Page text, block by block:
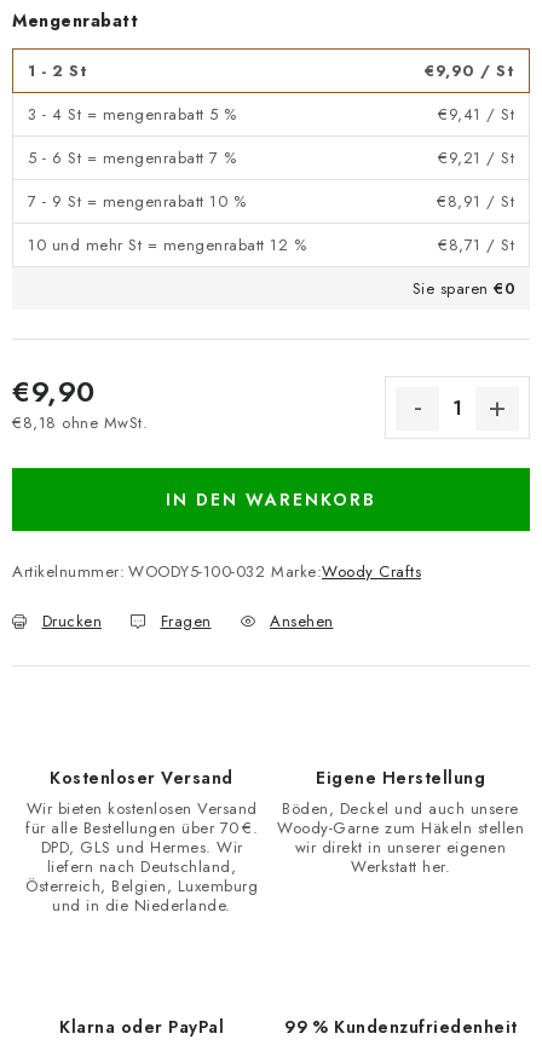
Mengenrabatt
1 - 2 St €9,90 / St
3 - 4 St = mengenrabatt 5 %
€9,41 / St
5 - 6 St = mengenrabatt 7 %
€9,21 / St
7 - 9 St = mengenrabatt 10 %
€8,91 / St
10 und mehr St = mengenrabatt 12 %
€8,71 / St
Sie sparen €0
€9,90
€8,18 ohne MwSt.
IN DEN WARENKORB
Artikelnummer: WOODY5-100-032 Marke:Woody Crafts
Drucken Fragen Ansehen
Kostenloser Versand
Wir bieten kostenlosen Versand
für alle Bestellungen über 70 €.
DPD, GLS und Hermes. Wir
liefern nach Deutschland,
Österreich, Belgien, Luxemburg
und in die Niederlande.
Eigene Herstellung
Böden, Deckel und auch unsere
Woody-Garne zum Häkeln stellen
wir direkt in unserer eigenen
Werkstatt her.
Klarna oder PayPal 99 % Kundenzufriedenheit